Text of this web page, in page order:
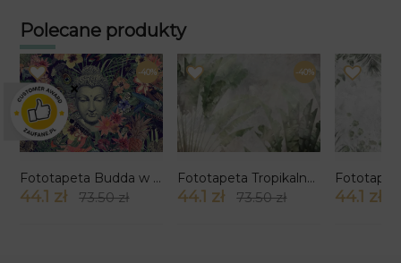
Polecane produkty
-40%
Fototapeta Budda w Kwiatach
44.1 zł 73.50 zł
-40%
Fototapeta Tropikalny Wachlarz
44.1 zł 73.50 zł 44.1 zł
×